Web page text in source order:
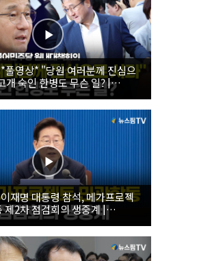
영상* "당원 여러분께 진심으
개 숙인 한병도 무슨 일? |
어민주당 원내대책회의
재명 대통령 참석, 메가프로젝
제2차 점검회의 생중계 |